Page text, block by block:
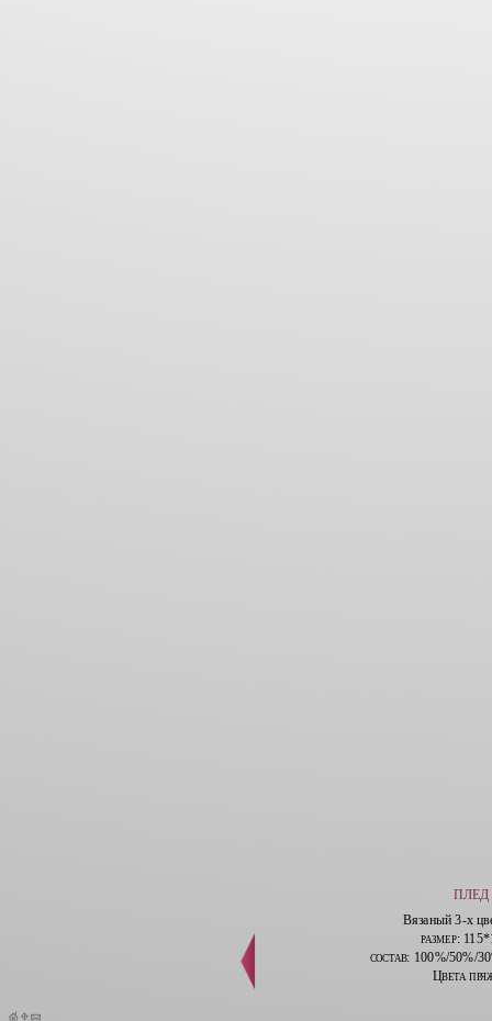
ПЛЕД
Вязаный 3-х
размер:
состав: 100%/50%/
Цвета